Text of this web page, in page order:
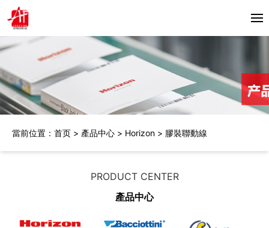
首頁
產品中心
Horizon
Foliant
Zechini
合作夥伴
解決方案
新聞資訊
當前位置： 首页 > 產品中心 > Horizon > 膠裝聯動線
PRODUCT CENTER
產品中心